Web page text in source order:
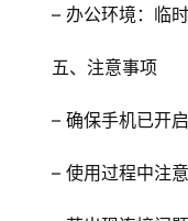
– 办公环境：临
五、注意事项
– 确保手机已开
– 使用过程中注